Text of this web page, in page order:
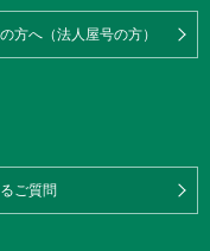
方へ（法人屋号の方）
ご質問